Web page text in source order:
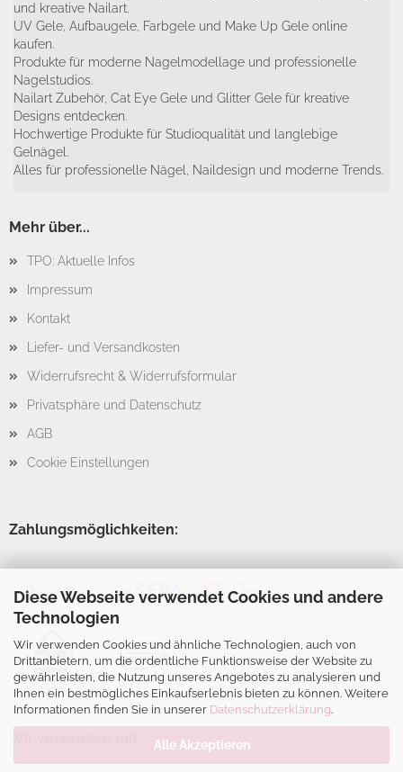
Diese Webseite verwendet Cookies und andere
Technologien
Wir verwenden Cookies und ähnliche Technologien, auch von
Drittanbietern, um die ordentliche Funktionsweise der Website zu
gewährleisten, die Nutzung unseres Angebotes zu analysieren und
Ihnen ein bestmögliches Einkaufserlebnis bieten zu können. Weitere
Informationen finden Sie in unserer Datenschutzerklärung.
Alle Akzeptieren
und kreative Nailart.
UV Gele, Aufbaugele, Farbgele und Make Up Gele online
kaufen.
Produkte für moderne Nagelmodellage und professionelle
Nagelstudios.
Nailart Zubehör, Cat Eye Gele und Glitter Gele für kreative
Designs entdecken.
Hochwertige Produkte für Studioqualität und langlebige
Gelnägel.
Alles für professionelle Nägel, Naildesign und moderne Trends.
Mehr über...
TPO: Aktuelle Infos
Impressum
Kontakt
Liefer- und Versandkosten
Widerrufsrecht & Widerrufsformular
Privatsphäre und Datenschutz
AGB
Cookie Einstellungen
Zahlungsmöglichkeiten: